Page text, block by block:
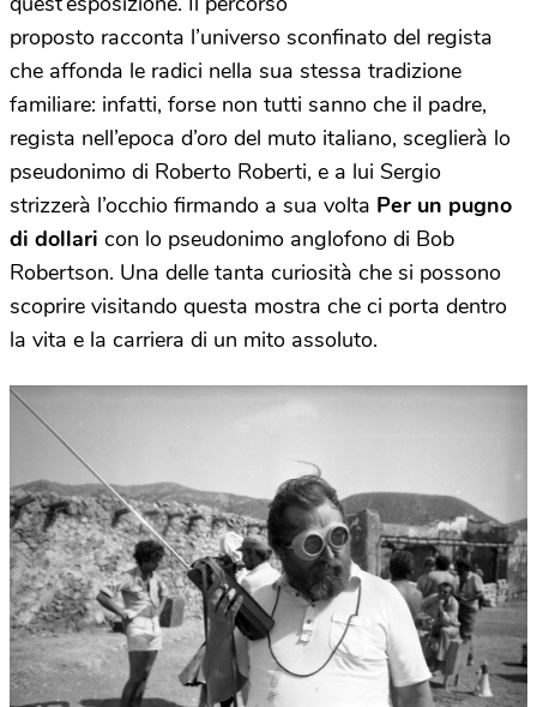
proposto racconta l’universo sconfinato del regista
che affonda le radici nella sua stessa tradizione
familiare: infatti, forse non tutti sanno che il padre,
regista nell’epoca d’oro del muto italiano, sceglierà lo
pseudonimo di Roberto Roberti, e a lui Sergio
strizzerà l’occhio firmando a sua volta Per un pugno
di dollari con lo pseudonimo anglofono di Bob
Robertson. Una delle tanta curiosità che si possono
scoprire visitando questa mostra che ci porta dentro
la vita e la carriera di un mito assoluto.